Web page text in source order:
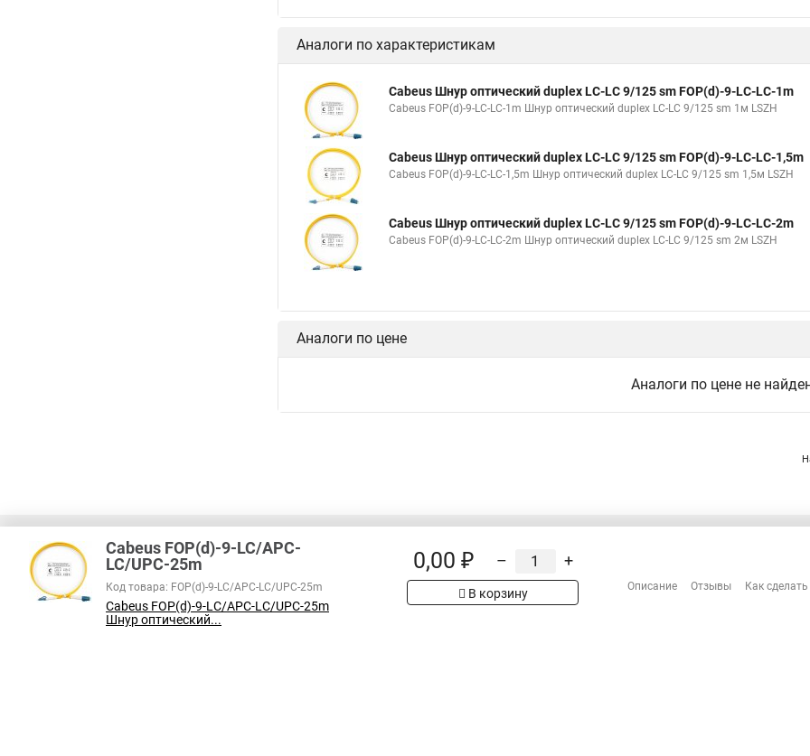
Аналоги по характеристикам
Cabeus Шнур оптический duplex LC-LC 9/125 sm FOP(d)-9-LC-LC-1m
Cabeus FOP(d)-9-LC-LC-1m Шнур оптический duplex LC-LC 9/125 sm 1м LSZH
Cabeus Шнур оптический duplex LC-LC 9/125 sm FOP(d)-9-LC-LC-1,5m
Cabeus FOP(d)-9-LC-LC-1,5m Шнур оптический duplex LC-LC 9/125 sm 1,5м LSZH
Cabeus Шнур оптический duplex LC-LC 9/125 sm FOP(d)-9-LC-LC-2m
Cabeus FOP(d)-9-LC-LC-2m Шнур оптический duplex LC-LC 9/125 sm 2м LSZH
Аналоги по цене
Аналоги по цене не
В соответствии с пунктом 2 статьи 437 ГК РФ, вся информация о товарах на сайте имеет
справочный характер и не является публичной офертой. При покупке проверяйте товар
на наличие интересующих вас функций и характеристик.
Сотрудничество
Cabeus FOP(d)-9-LC/APC-
LC/UPC-25m
Код товара: FOP(d)-9-LC/APC-LC/UPC-25m
Cabeus FOP(d)-9-LC/APC-LC/UPC-25m
Шнур оптический...
0,00 ₽ – +
В корзину
Описание Отзывы Как сделать